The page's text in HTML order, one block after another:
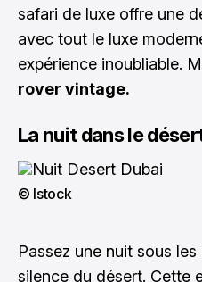
safari de luxe offre une
avec tout le luxe
expérience inoubliable.
rover vintage.
La nuit dans le
© Istock
Passez une nuit sous
silence du désert. Cette